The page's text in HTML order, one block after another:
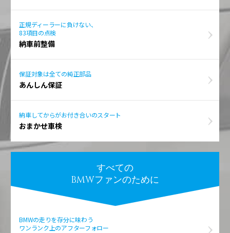
正規ディーラーに負けない、
83項目の点検
納車前整備
保証対象は全ての純正部品
あんしん保証
納車してからがお付き合いのスタート
おまかせ車検
すべての
BMWファンのために
BMWの走りを存分に味わう
ワンランク上のアフターフォロー